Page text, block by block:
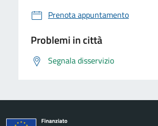
Prenota appuntamento
Problemi in città
Segnala disservizio